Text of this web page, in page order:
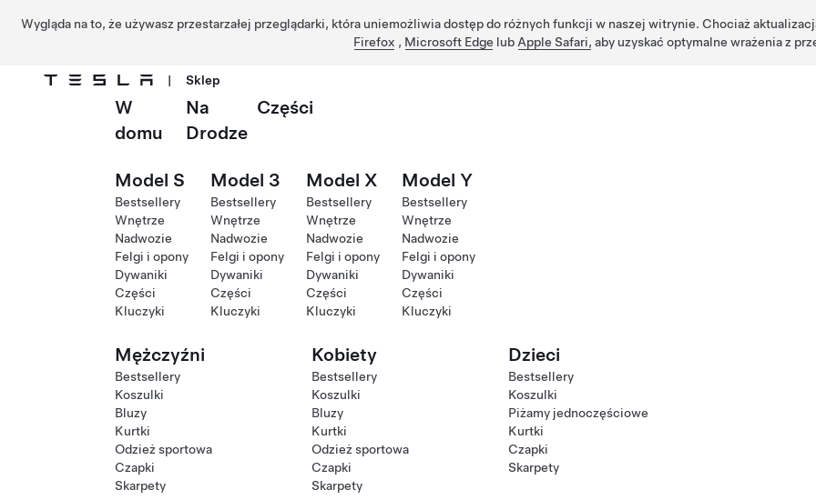
Wygląda na to, że używasz przestarzałej przeglądarki, która uniemożliwia dostęp do różnych funkcji w naszej witrynie. Chociaż
Firefox , Microsoft Edge lub Apple Safari, aby uzyskać optymalne wrażenia z
Przejdź do głównej zawartości
| Sklep
W
domu
Na
Drodze
Części
Model S
Bestsellery
Wnętrze
Nadwozie
Felgi i opony
Dywaniki
Części
Kluczyki
Model 3
Bestsellery
Wnętrze
Nadwozie
Felgi i opony
Dywaniki
Części
Kluczyki
Model X
Bestsellery
Wnętrze
Nadwozie
Felgi i opony
Dywaniki
Części
Kluczyki
Model Y
Bestsellery
Wnętrze
Nadwozie
Felgi i opony
Dywaniki
Części
Kluczyki
Mężczyźni
Bestsellery
Koszulki
Bluzy
Kurtki
Odzież sportowa
Czapki
Skarpety
Kobiety
Bestsellery
Koszulki
Bluzy
Kurtki
Odzież sportowa
Czapki
Skarpety
Dzieci
Bestsellery
Koszulki
Piżamy jednoczęściowe
Kurtki
Czapki
Skarpety